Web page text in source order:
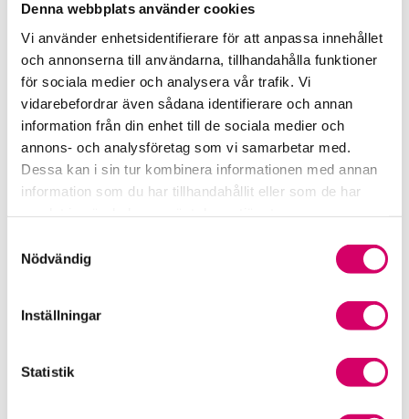
Denna webbplats använder cookies
Vi använder enhetsidentifierare för att anpassa innehållet
och annonserna till användarna, tillhandahålla funktioner
för sociala medier och analysera vår trafik. Vi
vidarebefordrar även sådana identifierare och annan
information från din enhet till de sociala medier och
annons- och analysföretag som vi samarbetar med.
Dessa kan i sin tur kombinera informationen med annan
information som du har tillhandahållit eller som de har
Nödvändig
Inställningar
Statistik
Stockholm
Helena Grufman
Auktoriserad Redovisnings- och Lönekonsult
Skicka e-post
08-555 160 62
Stockholm
Jessica Svensson
Auktoriserad Redovisningskonsult
Stockholm
Auktoriserad Redovisningskonsult
Stockholm